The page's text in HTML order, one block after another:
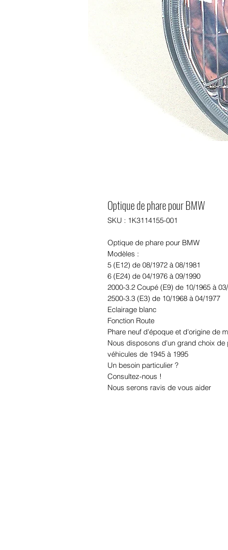
Optique de phare pour BMW
SKU : 1K3114155-001
Optique de phare pour BMW
Modèles :
5 (E12) de 08/1972 à 08/1981
6 (E24) de 04/1976 à 09/1990
2000-3.2 Coupé (E9) de 10/1965 à
2500-3.3 (E3) de 10/1968 à 04/1977
Eclairage blanc
Fonction Route
Phare neuf d'époque et d'origine de
Nous disposons d'un grand choix
véhicules de 1945 à 1995
Un besoin particulier ?
Consultez-nous !
Nous serons ravis de vous aider